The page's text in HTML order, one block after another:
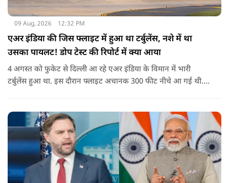
09 Aug, 2026 12:32 PM
एअर इंडिया की जिस फ्लाइट में हुआ था टर्बुलेंस, नशे में था
उसका पायलट! डोप टेस्ट की रिपोर्ट में क्या आया
4 अगस्त को फुकेट से दिल्ली आ रहे एअर इंडिया के विमान में भारी
टर्बुलेंस हुआ था. इस दौरान फ्लाइट अचानक 300 फीट नीचे आ गई थी.